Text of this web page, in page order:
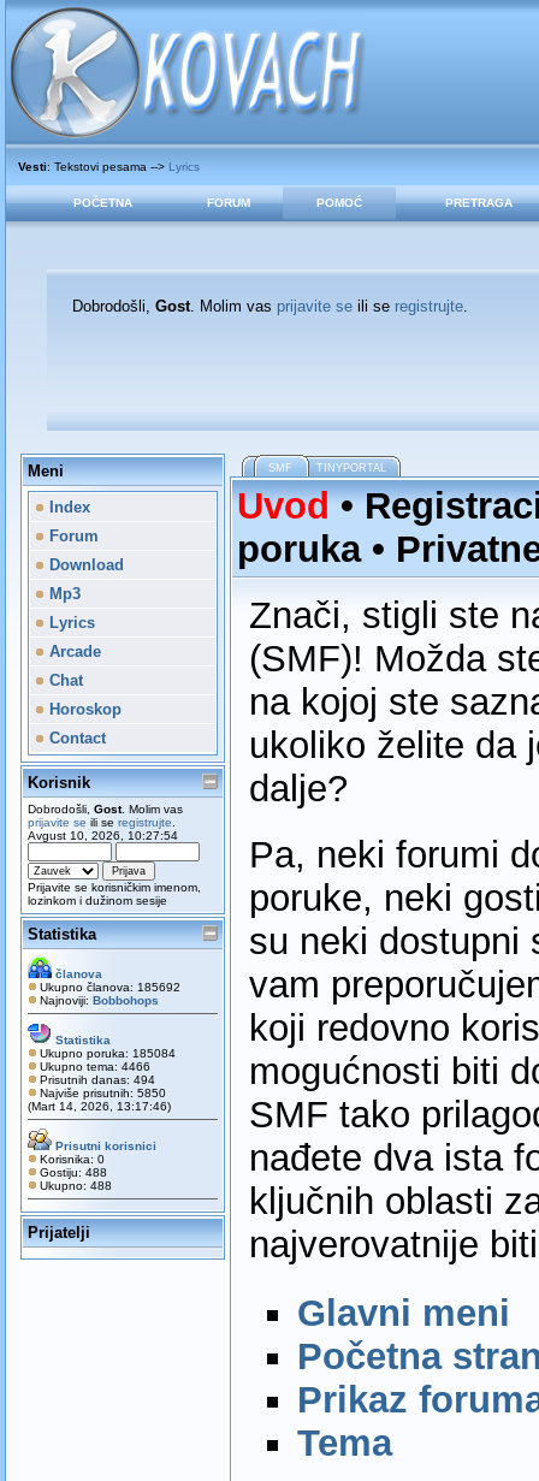
Vesti: Tekstovi pesama --> Lyrics
POČETNA FORUM POMOĆ PRETRAGA
Dobrodošli, Gost. Molim vas prijavite seili se registrujte.
Meni
Index
Forum
Download
Mp3
Lyrics
Arcade
Chat
Horoskop
Contact
Korisnik
Dobrodošli, Gost. Molim vas
prijavite se ili se registrujte
Avgust 10, 2026, 10:27:54
Prijavite se korisničkim imenom,
lozinkom i dužinom sesije
Statistika
članova
Ukupno članova: 185692
Najnoviji: Bobbohops
Statistika
Ukupno poruka: 185084
Ukupno tema: 4466
Prisutnih danas: 494
Najviše prisutnih: 5850
(Mart 14, 2026, 13:17:46)
Prisutni korisnici
Korisnika: 0
Gostiju: 488
Ukupno: 488
Prijatelji
SMF TINYPORTAL
Uvod•
poruka•
Znači, stigli ste
(SMF)! Možda
na kojoj ste
ukoliko želite da
dalje?
Pa, neki forumi
poruke, neki
su neki dostupni
vam
koji redovno
mogućnosti biti
SMF tako
nađete dva ista
ključnih oblasti
najverovatnije
Glavni meni
Početna
Prikaz
Tema